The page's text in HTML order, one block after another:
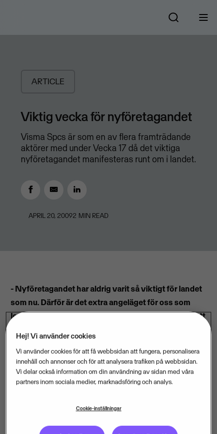
ARTICLE
Viktig vecka för nyföretagandet
Visma Spcs är som en av flera framträdande
aktörer med under Vecka 17 då det viktiga
nyföretagandet manifesteras runt om i landet.
APRIL 20, 20092 MIN READ
- Nyföretagandet har aldrig varit så viktigt för landet
som nu. Därför är det extra angeläget för oss som
leverantör av ekonomilösningar till mindre företag att
Det säger Rolf Dahlberg, vd i Visma Spcs, som är en
framträdande aktör när små- och nyföretagandet under
vecka 17 manifesterar sin allt viktigare roll i samhället.
Hej! Vi använder cookies
Vi använder cookies för att få webbsidan att fungera, personalisera
innehåll och annonser och för att analysera trafiken på webbsidan.
Vi delar också information om din användning av sidan med våra
partners inom sociala medier, marknadsföring och analys.
Cookie-inställningar